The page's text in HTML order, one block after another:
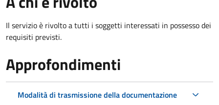
Il servizio è rivolto a tutti i soggetti interessati in possesso dei
requisiti previsti.
Approfondimenti
Modalità di trasmissione della documentazione